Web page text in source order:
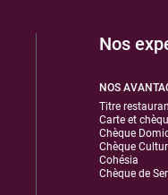
Nos
NOS
Titre
Carte et
Chèque
Chèque
Cohésia
Chèque de